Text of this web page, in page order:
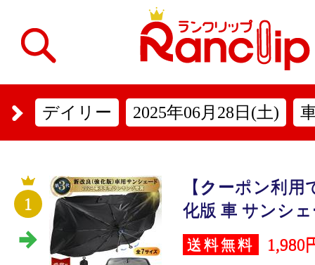
デイリー 2025年06月28日(土)
1
【クーポン利
化版 車 サンシ
送料無料 1,980